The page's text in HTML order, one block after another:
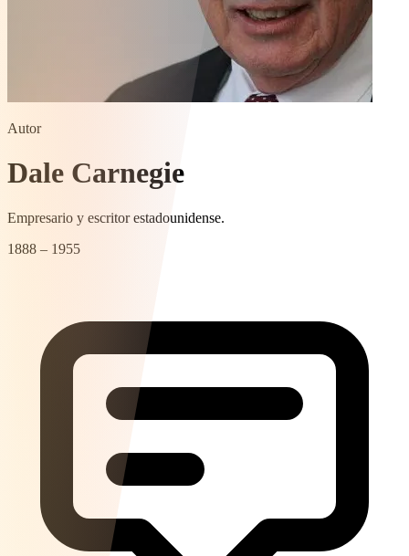
Autor
Dale Carnegie
Empresario y escritor estadounidense.
1888 – 1955